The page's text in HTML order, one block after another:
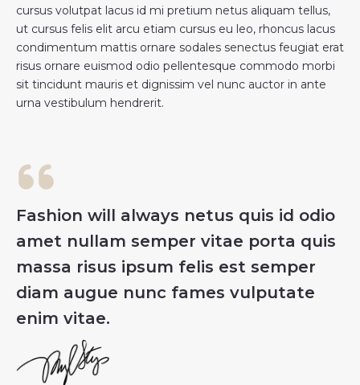
cursus volutpat lacus id mi pretium netus aliquam tellus,
ut cursus felis elit arcu etiam cursus eu leo, rhoncus lacus
condimentum mattis ornare sodales senectus feugiat erat
risus ornare euismod odio pellentesque commodo morbi
sit tincidunt mauris et dignissim vel nunc auctor in ante
urna vestibulum hendrerit.
Fashion will always netus quis id odio
amet nullam semper vitae porta quis
massa risus ipsum felis est semper
diam augue nunc fames vulputate
enim vitae.​